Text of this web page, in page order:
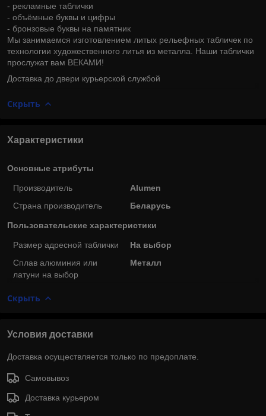
- рекламные таблички
- объёмные буквы и цифры
- бронзовые буквы на памятник
Мы занимаемся изготовлением литых рельефных табличек по
технологии художественного литья из металла. Наши таблички
прослужат вам ВЕКАМИ!
Доставка до двери курьерской службой
Скрыть
Характеристики
Основные атрибуты
Производитель
Alumen
Страна производитель
Беларусь
Пользовательские характеристики
Размер адресной таблички
На выбор
Сплав алюминия или
латуни на выбор
Металл
Скрыть
Условия доставки
Доставка осуществляется только по предоплате.
Самовывоз
Доставка курьером